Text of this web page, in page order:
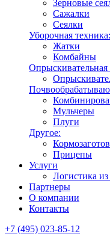
Зерновые
Сажалки
Сеялки
Уборочная техника:
Жатки
Комбайны
Опрыскивательная
Мульчеры
Плуги
Другое:
Прицепы
Услуги
Логистика
Партнеры
О компании
Контакты
+7 (495) 023-85-12